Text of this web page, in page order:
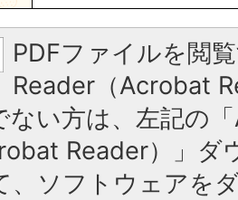
PDFファイルを閲
Reader（Acrobat
ない方は、左記の
Reader）」ダ
、ソフトウェアを